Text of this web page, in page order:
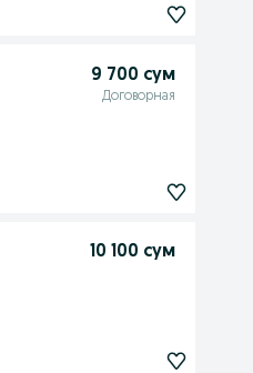
9 700 сум
Договорная
10 100 сум